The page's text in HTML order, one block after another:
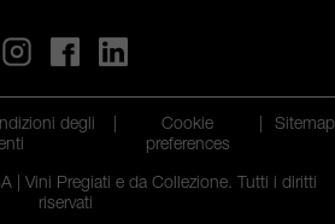
degli
Cookie
preferences
Sitemap
| Vini Pregiati e da Collezione. Tutti i diritti
riservati